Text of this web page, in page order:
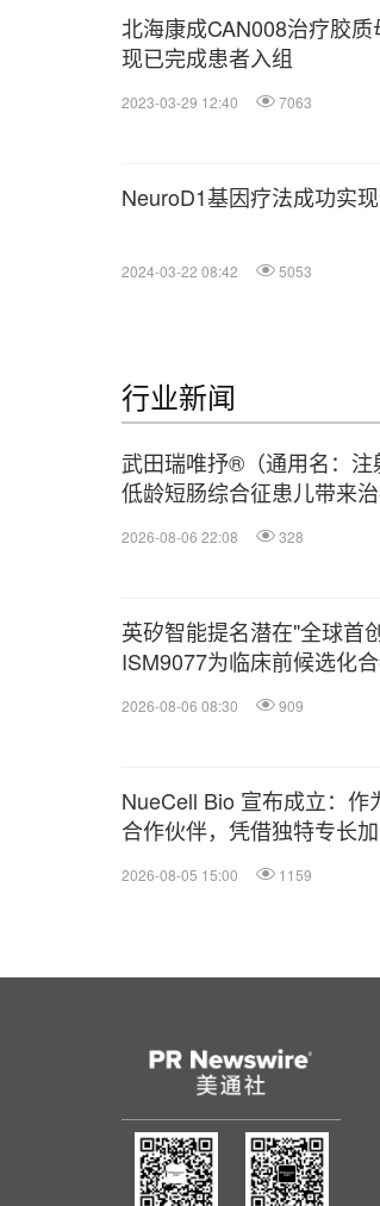
北海康成CAN008治疗胶
现已完成患者入组
2023-03-29 12:40 7063
NeuroD1基因疗法成功实
2024-03-22 08:42 5053
行业新闻
武田瑞唯抒®（通用名：
低龄短肠综合征患儿带来
2026-08-06 22:08 328
英矽智能提名潜在"全球首
ISM9077为临床前候选化
2026-08-06 08:30 909
NueCell Bio 宣布成立：作
合作伙伴，凭借独特专长
2026-08-05 15:00 1159